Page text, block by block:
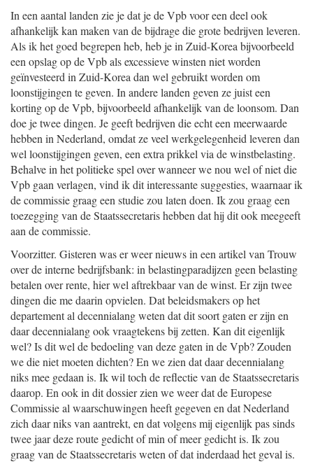
In een aantal landen zie je dat je de Vpb voor een deel ook
afhankelijk kan maken van de bijdrage die grote bedrijven leveren.
Als ik het goed begrepen heb, heb je in Zuid-Korea bijvoorbeeld
een opslag op de Vpb als excessieve winsten niet worden
geïnvesteerd in Zuid-Korea dan wel gebruikt worden om
loonstijgingen te geven. In andere landen geven ze juist een
korting op de Vpb, bijvoorbeeld afhankelijk van de loonsom. Dan
doe je twee dingen. Je geeft bedrijven die echt een meerwaarde
hebben in Nederland, omdat ze veel werkgelegenheid leveren dan
wel loonstijgingen geven, een extra prikkel via de winstbelasting.
Behalve in het politieke spel over wanneer we nou wel of niet die
Vpb gaan verlagen, vind ik dit interessante suggesties, waarnaar ik
de commissie graag een studie zou laten doen. Ik zou graag een
toezegging van de Staatssecretaris hebben dat hij dit ook meegeeft
aan de commissie.
Voorzitter. Gisteren was er weer nieuws in een artikel van Trouw
over de interne bedrijfsbank: in belastingparadijzen geen belasting
betalen over rente, hier wel aftrekbaar van de winst. Er zijn twee
dingen die me daarin opvielen. Dat beleidsmakers op het
departement al decennialang weten dat dit soort gaten er zijn en
daar decennialang ook vraagtekens bij zetten. Kan dit eigenlijk
wel? Is dit wel de bedoeling van deze gaten in de Vpb? Zouden
we die niet moeten dichten? En we zien dat daar decennialang
niks mee gedaan is. Ik wil toch de reflectie van de Staatssecretaris
daarop. En ook in dit dossier zien we weer dat de Europese
Commissie al waarschuwingen heeft gegeven en dat Nederland
zich daar niks van aantrekt, en dat volgens mij eigenlijk pas sinds
twee jaar deze route gedicht of min of meer gedicht is. Ik zou
graag van de Staatssecretaris weten of dat inderdaad het geval is.